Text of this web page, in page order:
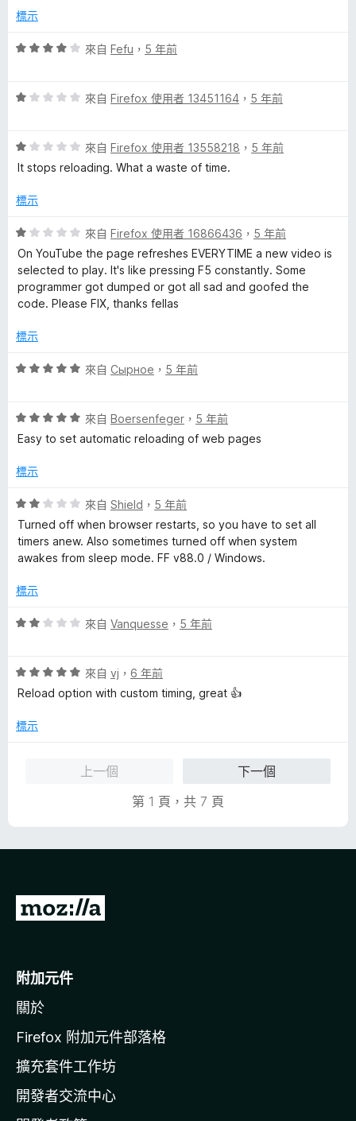
分
分
分
滿
分
標示
評
分
分
5
來自 Fefu ， 5 年前
評
分
，
分
分
來自 Firefox 使用者 13451164 ， 5 年前
評
價
分
滿
分
來自 Firefox 使用者 13558218 ， 5 年前
It stops reloading. What a waste of time.
標示
評
價
1
分
，
分
分
來自 Firefox 使用者 16866436 ， 5 年前
On YouTube the page refreshes EVERYTIME a new video is
selected to play. It's like pressing F5 constantly. Some
programmer got dumped or got all sad and goofed the
code. Please FIX, thanks fellas
標示
評
分
，
分
分
來自 Сырное ， 5 年前
評
價
分
滿
分
5
來自 Boersenfeger ， 5 年前
Easy to set automatic reloading of web pages
標示
評
價
2
分
滿
5
來自 Shield ， 5 年前
Turned off when browser restarts, so you have to set all
timers anew. Also sometimes turned off when system
awakes from sleep mode. FF v88.0 / Windows.
標示
評
分
，
分
來自 Vanquesse ， 5 年前
評
價
分
來自 vj ， 6 年前
Reload option with custom timing, great 👍
標示
上一個
下一個
第 1 頁，共 7 頁
前
o
i
l
a
官
附加元件
關於
Firefox 附加元件部落格
擴充套件工作坊
開發者交流中心